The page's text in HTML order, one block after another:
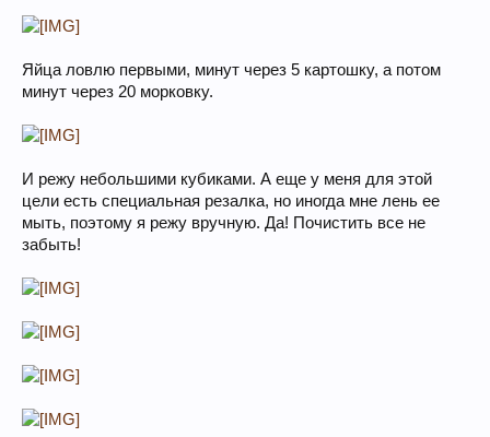
Яйца ловлю первыми, минут через 5 картошку, а потом
минут через 20 морковку.
И режу небольшими кубиками. А еще у меня для этой
цели есть специальная резалка, но иногда мне лень ее
мыть, поэтому я режу вручную. Да! Почистить все не
забыть!